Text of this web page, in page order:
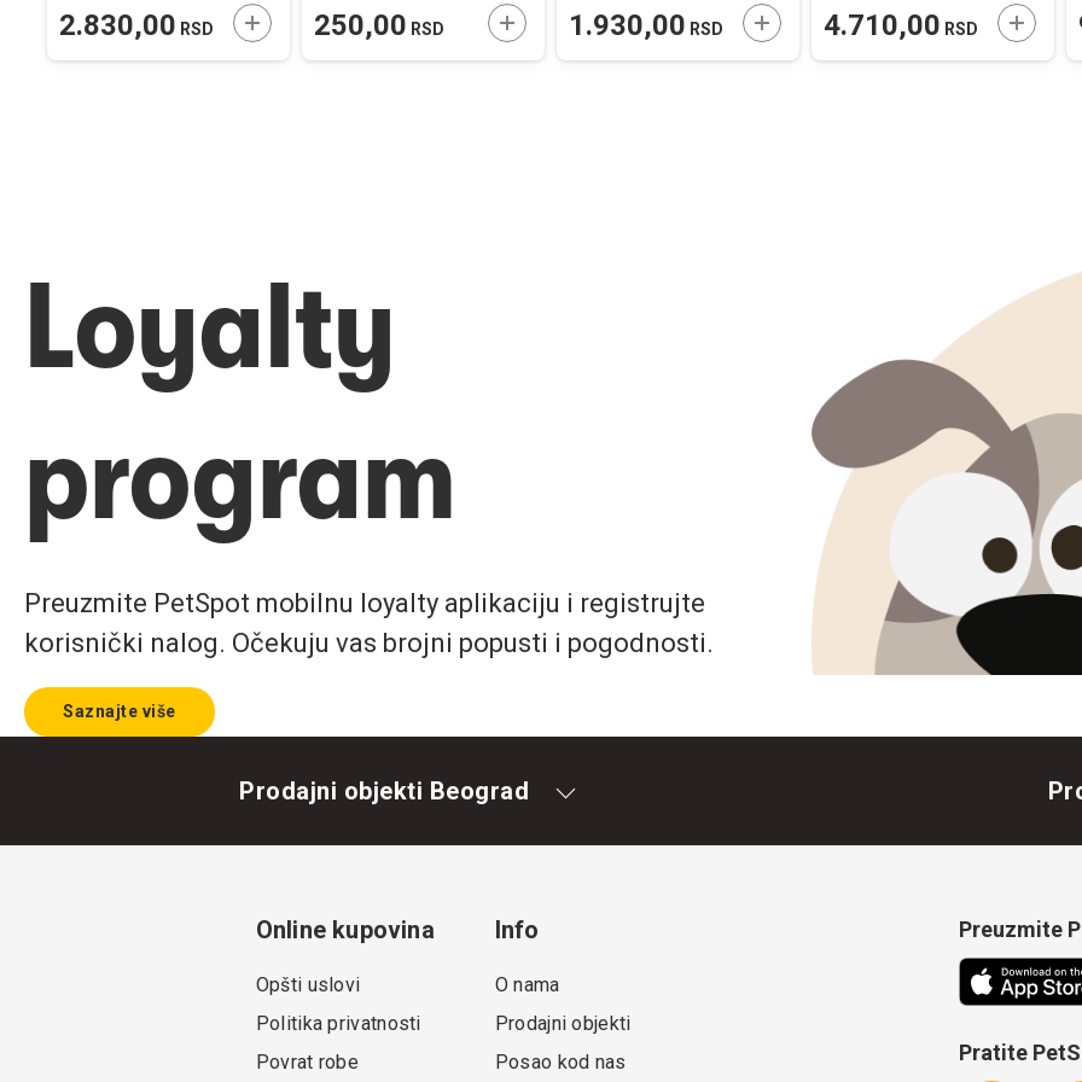
U KORPU
2.830,00 RSD DODAJTE U KORPU
250,00 RSD DODAJTE U KORPU
1.930,00 RSD DODAJTE U KORPU
4.710,00 RSD
Loyalty
program
Preuzmite PetSpot mobilnu loyalty aplikaciju i registrujte
korisnički nalog. Očekuju vas brojni popusti i pogodnosti.
Saznajte više
Prodajni objekti Beograd
Online kupovina
Opšti uslovi
Politika privatnosti
Povrat robe
Info
O nama
Prodajni objekti
Posao kod nas
Preuzmite
Pratite